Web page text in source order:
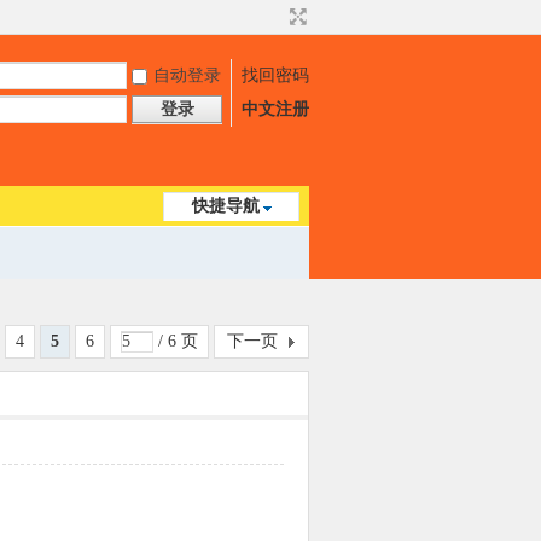
自动登录
找回密码
登录 中文注册
快捷导航
4 5 6 / 6 页 下一页